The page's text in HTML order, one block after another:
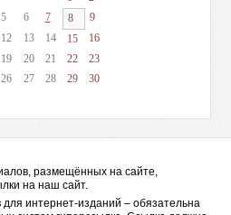
5 6 7 8
9
12 13 14 15
16
19 20 21 22
23
26 27 28 29
30
размещённых на сайте,
на наш сайт.
интернет-изданий – обязательна